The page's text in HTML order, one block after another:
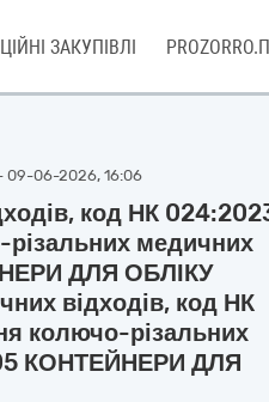
ЗАКУПІВЛІ
09-06-2026, 16:06
код НК
різальних медичних
ДЛЯ ОБЛІКУ
відходів, код НК
колючо-різальних
КОНТЕЙНЕРИ ДЛЯ